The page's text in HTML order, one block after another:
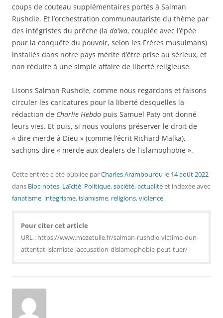
coups de couteau supplémentaires portés à Salman
Rushdie. Et l’orchestration communautariste du thème par
des intégristes du prêche (la da’wa, couplée avec l’épée
pour la conquête du pouvoir, selon les Frères musulmans)
installés dans notre pays mérite d’être prise au sérieux, et
non réduite à une simple affaire de liberté religieuse.
Lisons Salman Rushdie, comme nous regardons et faisons
circuler les caricatures pour la liberté desquelles la
rédaction de Charlie Hebdo puis Samuel Paty ont donné
leurs vies. Et puis, si nous voulons préserver le droit de
« dire merde à Dieu » (comme l’écrit Richard Malka),
sachons dire « merde aux dealers de l’islamophobie ».
Cette entrée a été publiée parCharles Arambourou le 14 août 2022
dans Bloc-notes, Laïcité, Politique, société, actualitéet indexée avec
fanatisme, intégrisme, islamisme, religions,violence.
Pour citer cet article
URL : https://www.mezetulle.fr/salman-rushdie-victime-dun-
attentat-islamiste-laccusation-dislamophobie-peut-tuer/